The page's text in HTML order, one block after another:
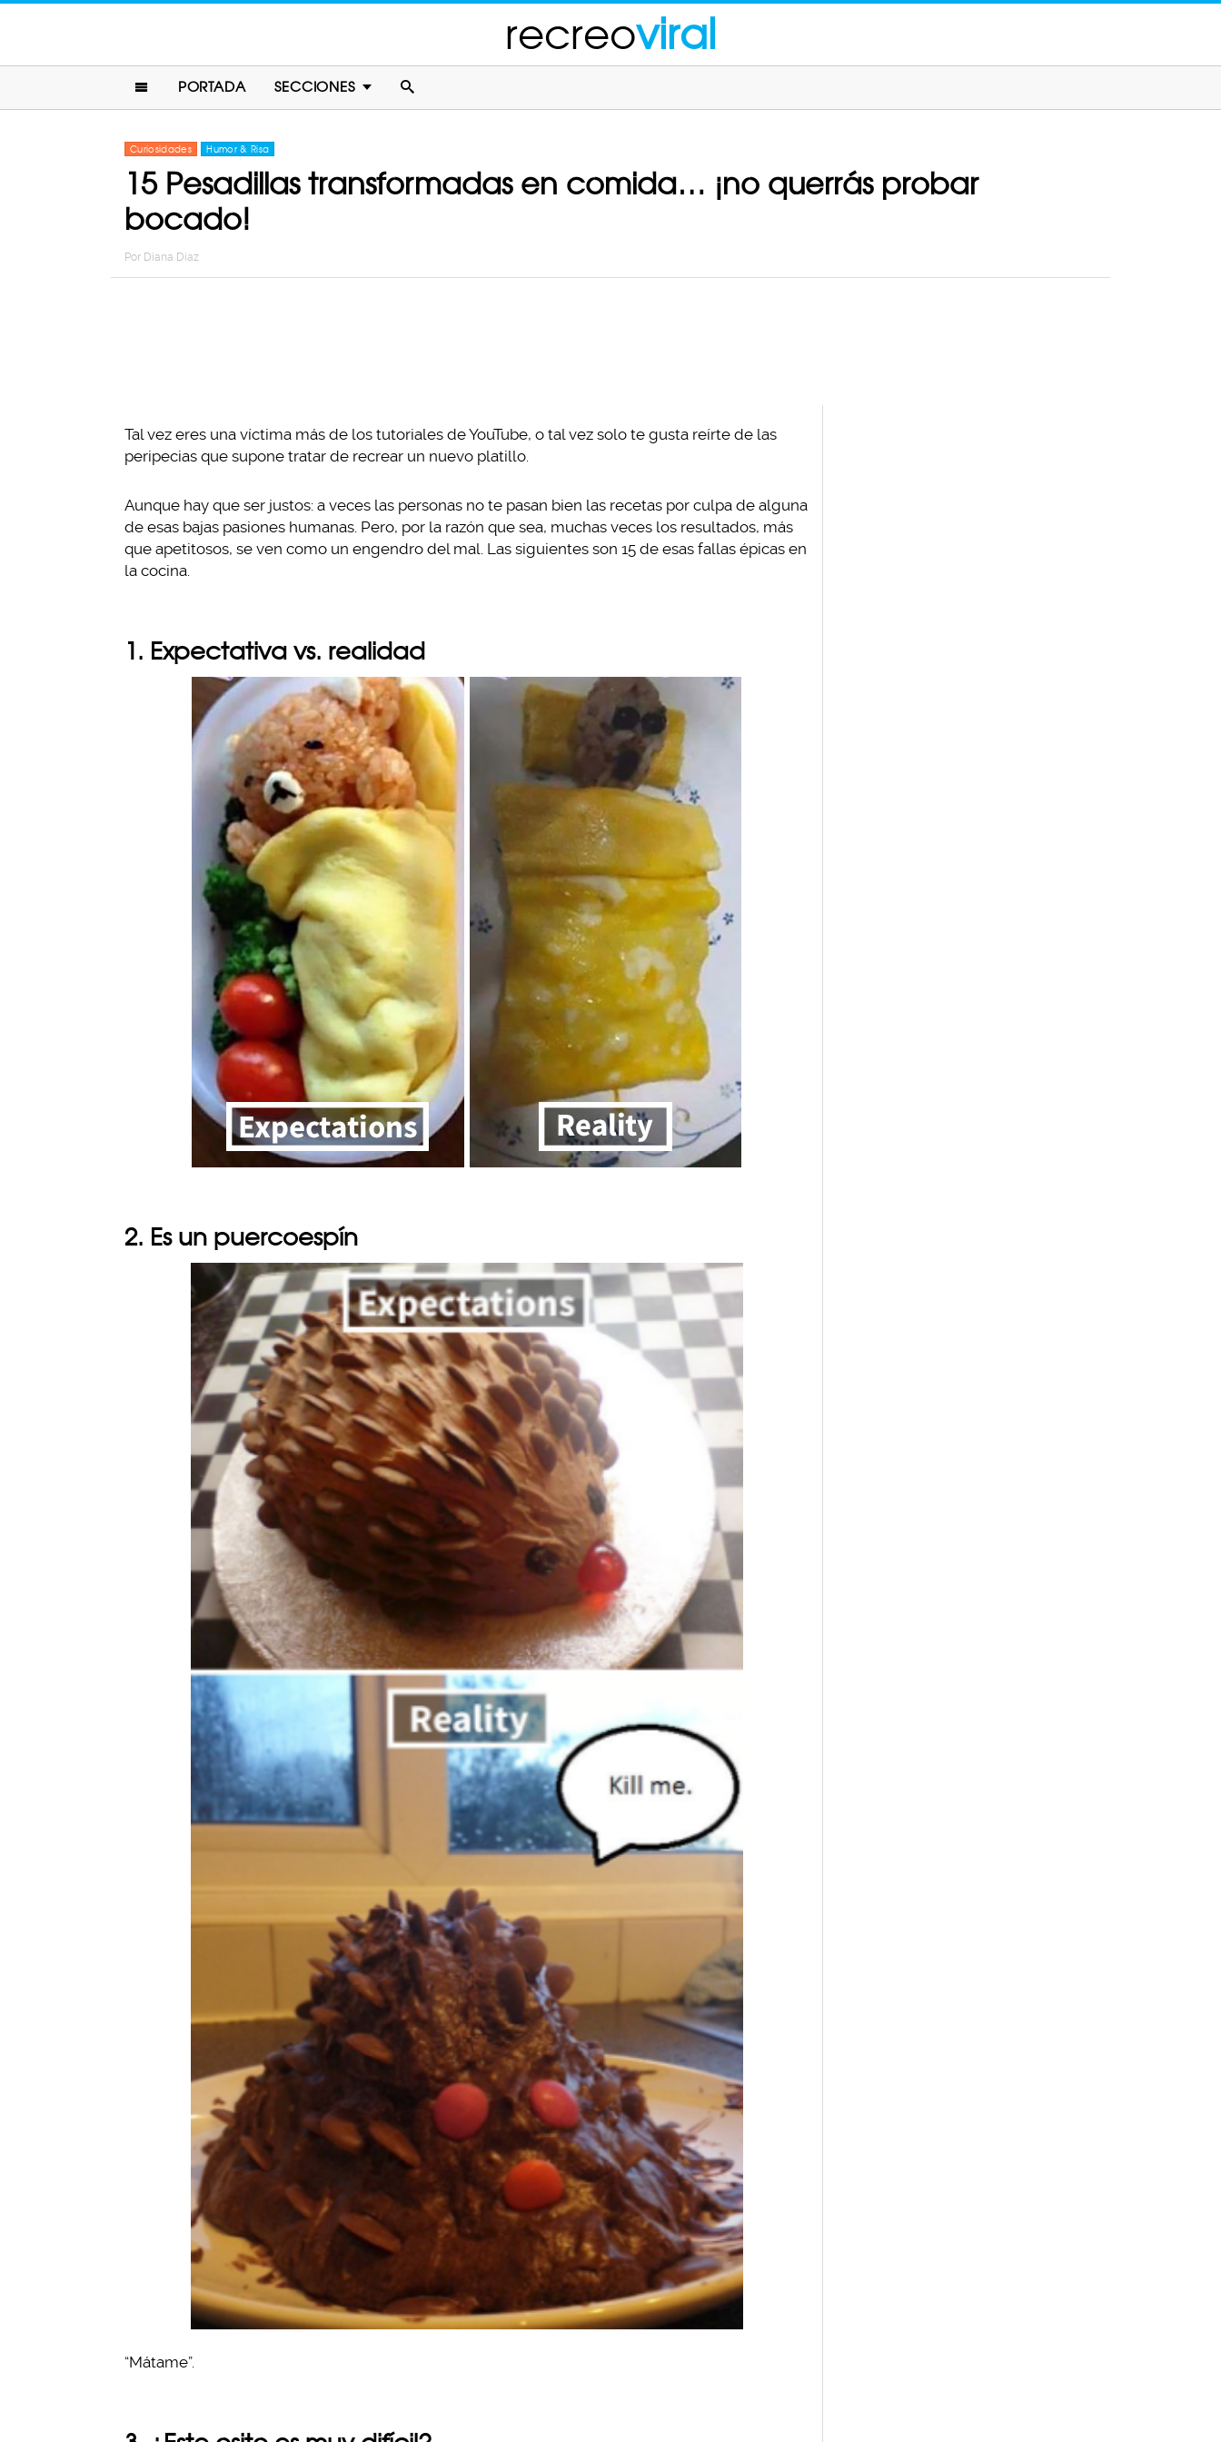
recreoviral
PORTADA SECCIONES
Curiosidades Humor & Risa
15 Pesadillas transformadas en comida… ¡no querrás probar
bocado!
Por Diana Diaz
Tal vez eres una víctima más de los tutoriales de YouTube, o tal vez solo te gusta reírte de las
peripecias que supone tratar de recrear un nuevo platillo.
Aunque hay que ser justos: a veces las personas no te pasan bien las recetas por culpa de alguna
de esas bajas pasiones humanas. Pero, por la razón que sea, muchas veces los resultados, más
que apetitosos, se ven como un engendro del mal. Las siguientes son 15 de esas fallas épicas en
la cocina.
1. Expectativa vs. realidad
2. Es un puercoespín
“Mátame”.